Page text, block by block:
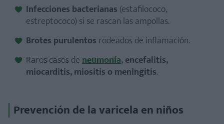
Infecciones bacterianas (estafilococo,
estreptococo) si se rascan las ampollas.
Brotes purulentos rodeados de inflamación.
Raros casos deneumonía,encefalitis,
miocarditis, miositis o meningitis.
Prevención de la varicela en niños